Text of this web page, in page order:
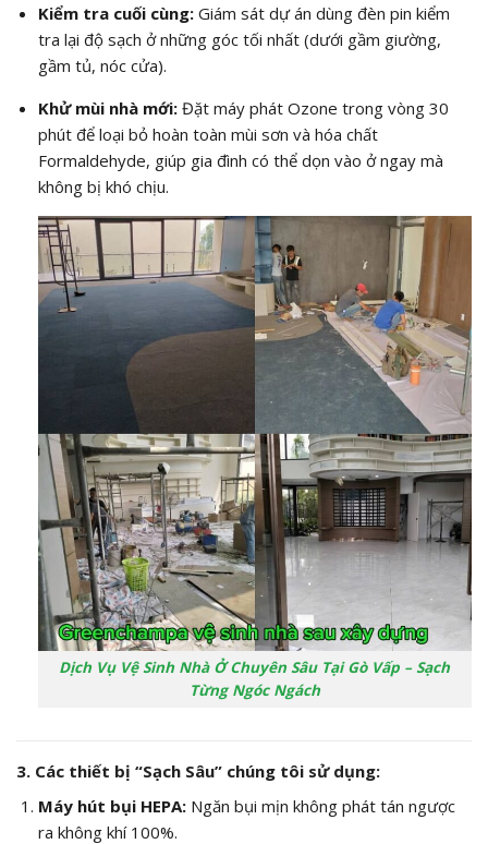
Kiểm tra cuối cùng:Giám sát dự án dùng đèn pin kiểm
tra lại độ sạch ở những góc tối nhất (dưới gầm giường,
gầm tủ, nóc cửa).
Khử mùi nhà mới:Đặt máy phát Ozone trong vòng 30
phút để loại bỏ hoàn toàn mùi sơn và hóa chất
Formaldehyde, giúp gia đình có thể dọn vào ở ngay mà
không bị khó chịu.
Dịch Vụ Vệ Sinh Nhà Ở Chuyên Sâu Tại Gò Vấp – Sạch
Từng Ngóc Ngách
3. Các thiết bị “Sạch Sâu” chúng tôi sử dụng:
Máy hút bụi HEPA:Ngăn bụi mịn không phát tán ngược
ra không khí 100%.